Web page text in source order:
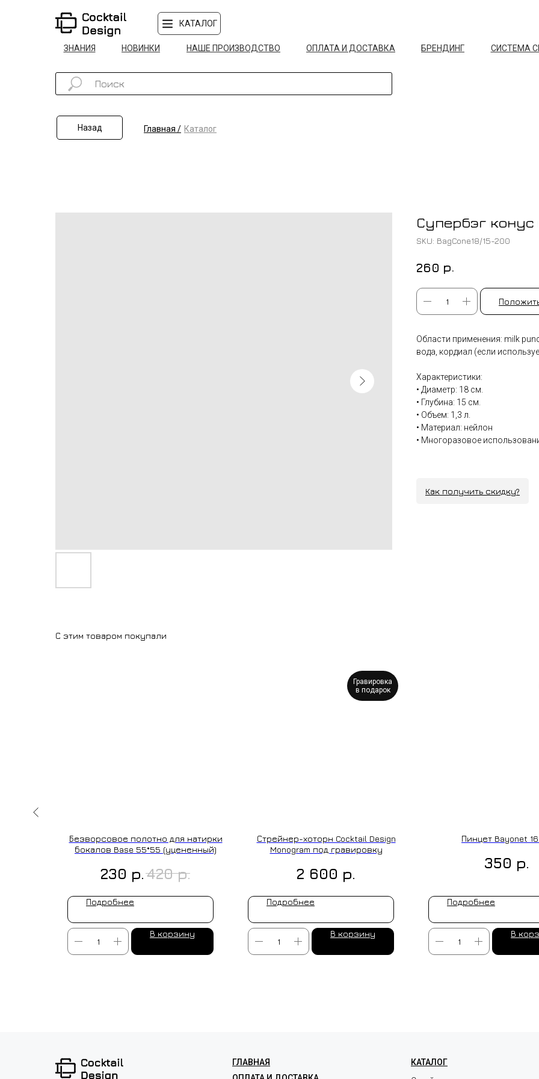
ОПЛАТА И ДОСТАВКА
НАШЕ ПРОИЗВОДСТВО СИСТЕМА
БРЕНДИНГ
НОВИНКИ
ЗНАНИЯ
КАТАЛОГ
Назад Главная / Каталог
Супербэг конус
SKU: BagCone18/15-200
260 р.
Области применения: milk
вода, кордиал (если
Характеристики:
• Диаметр: 18 см.
• Глубина: 15 см.
• Объем: 1,3 л.
• Материал: нейлон
• Многоразовое
Как получить скидку?
С этим товаром покупали
Безворсовое полотно для натирки
бокалов Base 55*55 (уцененный)
230 р.420 р.
Подробнее
В корзину
Гравировка
в подарок
Стрейнер-хоторн Cocktail Design
Monogram под гравировку
2 600 р.
Подробнее
В корзину
Пинцет Bayonet
350 р.
Подробнее
В
ГЛАВНАЯ
ИЗГОТОВЛЕНИЕ НА ЗАКАЗ
КАТАЛОГ